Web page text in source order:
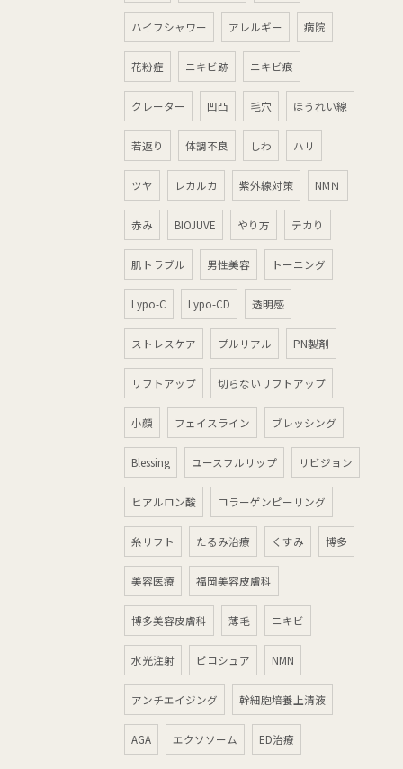
ハイフシャワー アレルギー 病院
花粉症 ニキビ跡 ニキビ痕
クレーター 凹凸 毛穴 ほうれい線
若返り 体調不良 しわ ハリ
ツヤ レカルカ 紫外線対策 NMＮ
赤み BIOJUVE やり方 テカり
肌トラブル 男性美容 トーニング
Lypo-C Lypo-CD 透明感
ストレスケア プルリアル PN製剤
リフトアップ 切らないリフトアップ
小顔 フェイスライン ブレッシング
Blessing ユースフルリップ リビジョン
ヒアルロン酸 コラーゲンピーリング
糸リフト たるみ治療 くすみ 博多
美容医療 福岡美容皮膚科
博多美容皮膚科 薄毛 ニキビ
水光注射 ピコシュア NMN
アンチエイジング 幹細胞培養上清液
AGA エクソソーム ED治療